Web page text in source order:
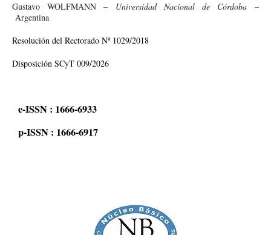
Gustavo WOLFMANN – Universidad Nacional de Córdoba –
Argentina
Resolución del Rectorado Nº 1029/2018
Disposición SCyT 009/2026
e-ISSN : 1666-6933
p-ISSN : 1666-6917